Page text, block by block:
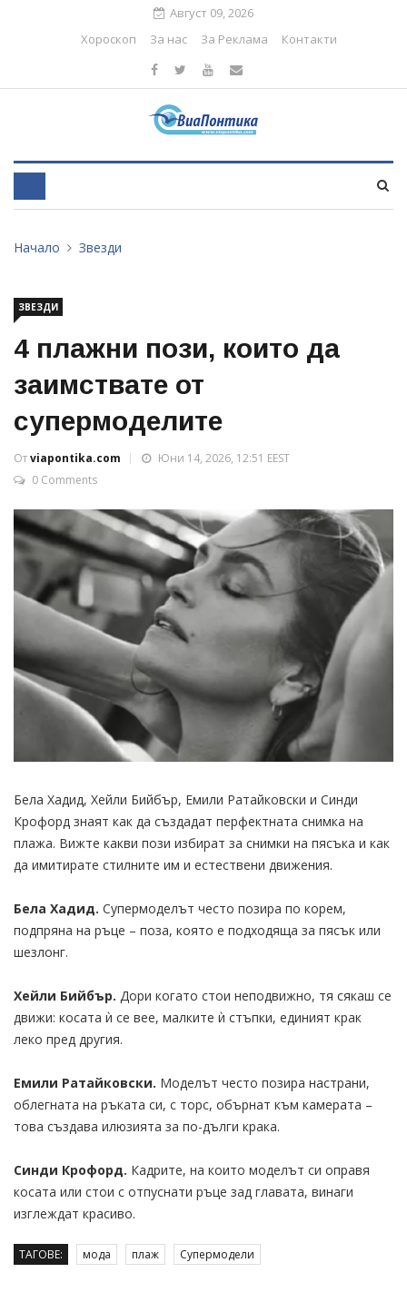
Август 09, 2026
Хороскоп
За нас За Реклама Контакти
Начало Звезди
ЗВЕЗДИ
4 плажни пози, които да
заимствате от
супермоделите
Отviapontika.com
Юни 14, 2026, 12:51 EEST
0 Comments
Бела Хадид, Хейли Бийбър, Емили Ратайковски и Синди
Крофорд знаят как да създадат перфектната снимка на
плажа. Вижте какви пози избират за снимки на пясъка и как
да имитирате стилните им и естествени движения.
Бела Хадид. Супермоделът често позира по корем,
подпряна на ръце – поза, която е подходяща за пясък или
шезлонг.
Хейли Бийбър. Дори когато стои неподвижно, тя сякаш се
движи: косата ѝ се вее, малките ѝ стъпки, единият крак
леко пред другия.
Емили Ратайковски. Моделът често позира настрани,
облегната на ръката си, с торс, обърнат към камерата –
това създава илюзията за по-дълги крака.
Синди Крофорд. Кадрите, на които моделът си оправя
косата или стои с отпуснати ръце зад главата, винаги
изглеждат красиво.
ТАГОВЕ: мода плаж Супермодели